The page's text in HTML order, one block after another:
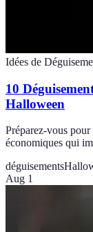
Idées de
10
Halloween
Préparez-vous
économiques qui
déguisements
Aug 1